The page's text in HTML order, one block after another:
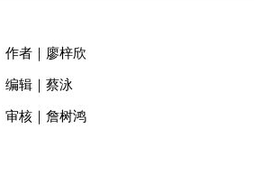
作者｜廖梓欣
编辑｜蔡泳
审核｜詹树鸿